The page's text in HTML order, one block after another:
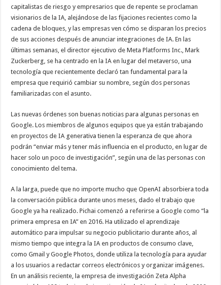
capitalistas de riesgo y empresarios que de repente se proclaman
visionarios de la IA, alejándose de las fijaciones recientes como la
cadena de bloques, y las empresas ven cómo se disparan los precios
de sus acciones después de anunciar integraciones de IA. En las
últimas semanas, el director ejecutivo de Meta Platforms Inc., Mark
Zuckerberg, se ha centrado en la IA en lugar del metaverso, una
tecnología que recientemente declaró tan fundamental para la
empresa que requirió cambiar su nombre, según dos personas
familiarizadas con el asunto.
Las nuevas órdenes son buenas noticias para algunas personas en
Google. Los miembros de algunos equipos que ya están trabajando
en proyectos de IA generativa tienen la esperanza de que ahora
podrán “enviar más y tener más influencia en el producto, en lugar de
hacer solo un poco de investigación”, según una de las personas con
conocimiento del tema.
A la larga, puede que no importe mucho que OpenAI absorbiera toda
la conversación pública durante unos meses, dado el trabajo que
Google ya ha realizado. Pichai comenzó a referirse a Google como “la
primera empresa en IA” en 2016. Ha utilizado el aprendizaje
automático para impulsar su negocio publicitario durante años, al
mismo tiempo que integra la IA en productos de consumo clave,
como Gmail y Google Photos, donde utiliza la tecnología para ayudar
a los usuarios a redactar correos electrónicos y organizar imágenes.
En un análisis reciente, la empresa de investigación Zeta Alpha